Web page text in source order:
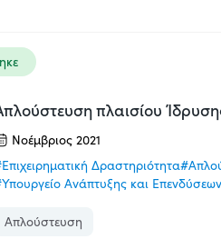
πλαισίου
Νοέμβριος 2021
Δραστηριότητα
Ανάπτυξης και Επενδύσεων
Απλούστευση